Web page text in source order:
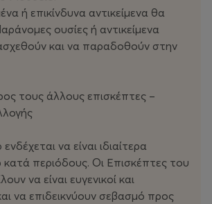
ή επικίνδυνα αντικείμενα θα
ουσίες ή αντικείμενα
και να παραδοθούν στην
τους άλλους επισκέπτες –
να είναι ιδιαίτερα
περιόδους. Οι Επισκέπτες του
να είναι ευγενικοί και
να επιδεικνύουν σεβασμό προς